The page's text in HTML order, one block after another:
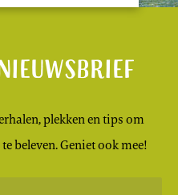
plekken en tips om
beleven. Geniet ook mee!